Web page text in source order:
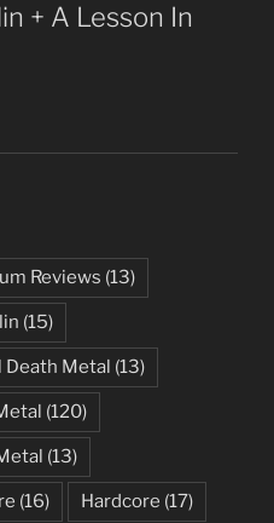
+ A Lesson In
Reviews (13)
(15)
Death Metal (13)
(120)
(13)
(16) Hardcore (17)